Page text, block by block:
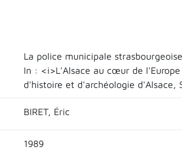
La police municipale
In : <i>L'Alsace au cœur de
d'histoire et d'archéologie d'Alsace,
BIRET, Éric
1989